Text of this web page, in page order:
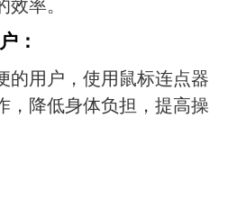
率。
：
的用户，使用鼠标连点器
，降低身体负担，提高操